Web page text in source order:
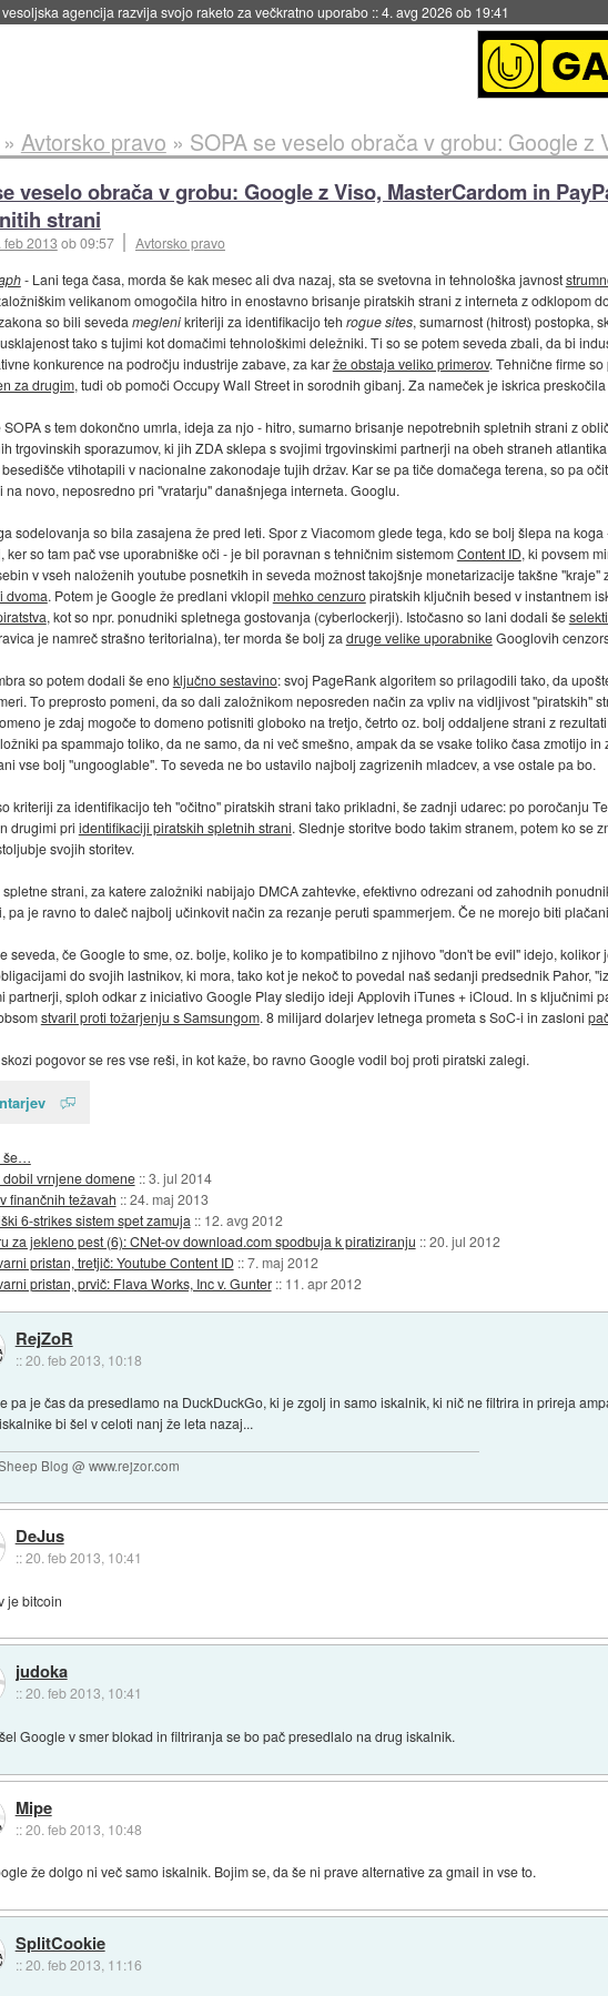
agencija razvija svojo raketo za večkratno uporabo ::4. avg 2026 ob 19:41
» Avtorsko pravo » SOPA se veselo obrača v grobu: Google z Viso, MasterCardom
veselo obrača v grobu: Google z Viso, MasterCardom in
strani
feb 2013 ob 09:57
Avtorsko pravo
- Lani tega časa, morda še kak mesec ali dva nazaj, sta se svetovna in tehnološka javnost
velikanom omogočila hitro in enostavno brisanje piratskih strani z interneta z odklopom
so bili seveda meglenikriteriji za identifikacijo teh rogue sites, sumarnost (hitrost) postopka,
tako s tujimi kot domačimi tehnološkimi deležniki. Ti so se potem seveda zbali, da bi
konkurence na področju industrije zabave, za karže obstaja veliko primerov. Tehnične firme
za drugim, tudi ob pomoči Occupy Wall Street in sorodnih gibanj. Za nameček je iskrica
SOPA s tem dokončno umrla, ideja za njo - hitro, sumarno brisanje nepotrebnih spletnih strani z
trgovinskih sporazumov, ki jih ZDA sklepa s svojimi trgovinskimi partnerji na obeh straneh
vtihotapili v nacionalne zakonodaje tujih držav. Kar se pa tiče domačega terena, so pa
na novo, neposredno pri "vratarju" današnjega interneta. Googlu.
sodelovanja so bila zasajena že pred leti. Spor z Viacomom glede tega, kdo se bolj šlepa na
ker so tam pač vse uporabniške oči - je bil poravnan s tehničnim sistemomContent ID, ki povsem
v vseh naloženih youtube posnetkih in seveda možnost takojšnje monetarizacije takšne
dvoma. Potem je Google že predlani vklopil mehko cenzuropiratskih ključnih besed v instantnem
, kot so npr. ponudniki spletnega gostovanja (cyberlockerji). Istočasno so lani dodali še
je namreč strašno teritorialna), ter morda še bolj za druge velike uporabnikeGooglovih
so potem dodali še enoključno sestavino: svoj PageRank algoritem so prilagodili tako, da
To preprosto pomeni, da so dali založnikom neposreden način za vpliv na vidljivost "piratskih"
je zdaj mogoče to domeno potisniti globoko na tretjo, četrto oz. bolj oddaljene strani z
pa spammajo toliko, da ne samo, da ni več smešno, ampak da se vsake toliko časa zmotijo
vse bolj "ungooglable". To seveda ne bo ustavilo najbolj zagrizenih mladcev, a vse ostale pa bo.
kriteriji za identifikacijo teh "očitno" piratskih strani tako prikladni, še zadnji udarec: po poročanju
drugimi pri identifikaciji piratskih spletnih strani. Slednje storitve bodo takim stranem, potem ko se
svojih storitev.
strani, za katere založniki nabijajo DMCA zahtevke, efektivno odrezani od zahodnih
pa je ravno to daleč najbolj učinkovit način za rezanje peruti spammerjem. Če ne morejo biti
seveda, če Google to sme, oz. bolje, koliko je to kompatibilno z njihovo "don't be evil" idejo,
do svojih lastnikov, ki mora, tako kot je nekoč to povedal naš sedanji predsednik Pahor,
partnerji, sploh odkar z iniciativo Google Play sledijo ideji Applovih iTunes + iCloud. In s ključnimi
stvaril proti tožarjenju s Samsungom. 8 milijard dolarjev letnega prometa s SoC-i in zasloni
pogovor se res vse reši, in kot kaže, bo ravno Google vodil boj proti piratski zalegi.
še…
dobil vrnjene domene ::3. jul 2014
finančnih težavah ::24. maj 2013
6-strikes sistem spet zamuja :: 12. avg 2012
za jekleno pest (6): CNet-ov download.com spodbuja k piratiziranju ::20. jul 2012
pristan, tretjič: Youtube Content ID ::7. maj 2012
pristan, prvič: Flava Works, Inc v. Gunter :: 11. apr 2012
RejZoR
::20. feb 2013, 10:18
pa je čas da presedlamo na DuckDuckGo, ki je zgolj in samo iskalnik, ki nič ne filtrira in prireja
bi šel v celoti nanj že leta nazaj...
Blog @ www.rejzor.com
DeJus
::20. feb 2013, 10:41
je bitcoin
judoka
::20. feb 2013, 10:41
Google v smer blokad in filtriranja se bo pač presedlalo na drug iskalnik.
Mipe
::20. feb 2013, 10:48
že dolgo ni več samo iskalnik. Bojim se, da še ni prave alternative za gmail in vse to.
SplitCookie
::20. feb 2013, 11:16